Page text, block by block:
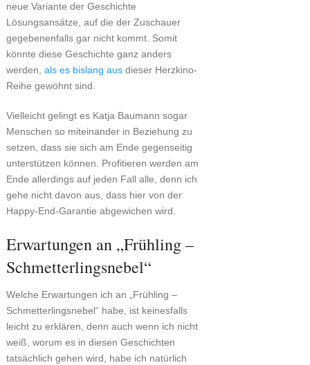
neue Variante der Geschichte
Lösungsansätze, auf die der Zuschauer
gegebenenfalls gar nicht kommt. Somit
könnte diese Geschichte ganz anders
werden, als es bislang ausdieser Herzkino-
Reihe gewöhnt sind.
Vielleicht gelingt es Katja Baumann sogar
Menschen so miteinander in Beziehung zu
setzen, dass sie sich am Ende gegenseitig
unterstützen können. Profitieren werden am
Ende allerdings auf jeden Fall alle, denn ich
gehe nicht davon aus, dass hier von der
Happy-End-Garantie abgewichen wird.
Erwartungen an „Frühling –
Schmetterlingsnebel“
Welche Erwartungen ich an „Frühling –
Schmetterlingsnebel“ habe, ist keinesfalls
leicht zu erklären, denn auch wenn ich nicht
weiß, worum es in diesen Geschichten
tatsächlich gehen wird, habe ich natürlich